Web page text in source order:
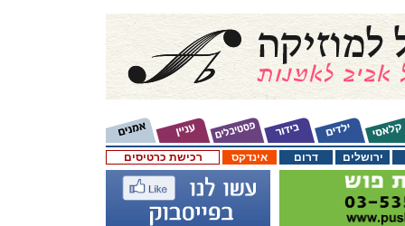
רכישת כרטיסים אינדקס דרום ירושלים